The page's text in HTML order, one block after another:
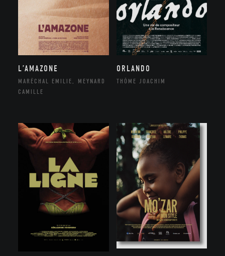
L’AMAZONE
MARÉCHAL EMILIE, MEYNARD
CAMILLE
ORLANDO
THÔME JOACHIM